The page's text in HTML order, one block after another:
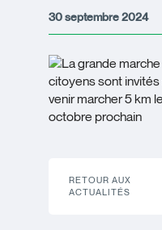
30 septembre 2024
RETOUR AUX
ACTUALITÉS